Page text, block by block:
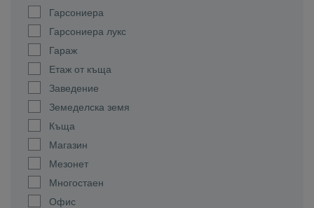
Гарсониера
Гарсониера лукс
Гараж
Етаж от къща
Заведение
Земеделска земя
Къща
Магазин
Мезонет
Многостаен
Офис